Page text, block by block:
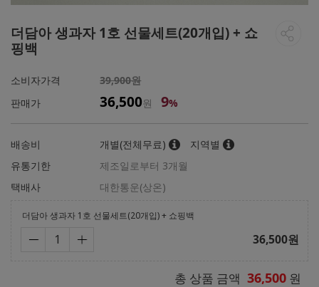
더담아 생과자 1호 선물세트(20개입) + 쇼
핑백
소비자가격
39,900원
판매가
36,500원 9%
배송비 개별(전체무료)
지역별
유통기한
제조일로부터 3개월
택배사
대한통운(상온)
더담아 생과자 1호 선물세트(20개입) + 쇼핑백
36,500원
총 상품 금액 36,500 원